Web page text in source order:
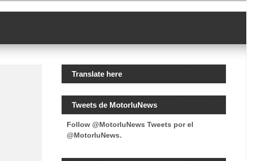
Translate here
Tweets de MotorluNews
Follow @MotorluNews Tweets por el
@MotorluNews.